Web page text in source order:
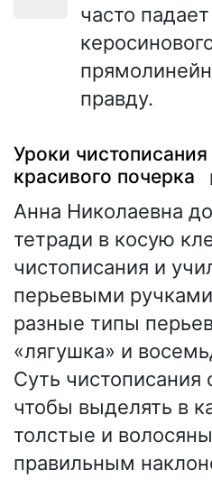
часто
правду.
Уроки
красивого почерка
Анна Николаевна
тетради в косую
чистописания и
перьевыми
разные типы
«лягушка» и
Суть чистописания
чтобы выделять в
толстые и
правильным